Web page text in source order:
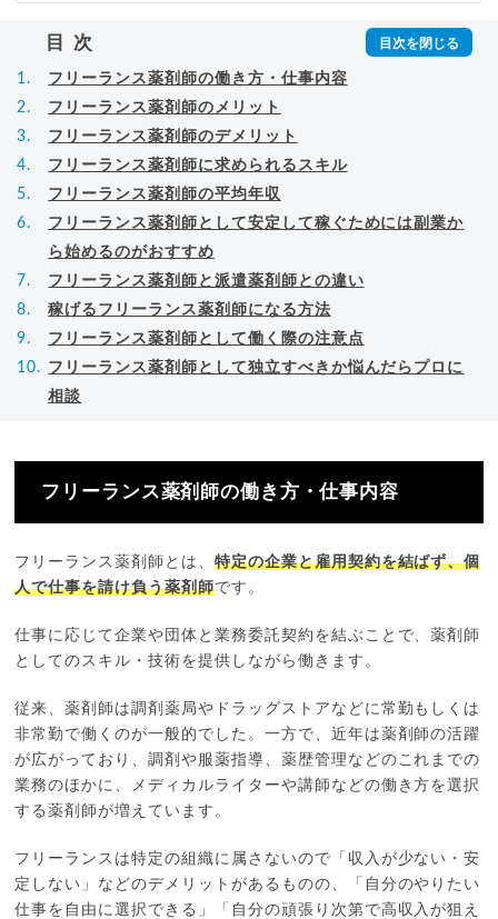
」の総再生回数は2,000
成功する転職面接」「キャリア
ロジック」
▸ 詳細プロフィール （
目次
フリーランス薬剤師の働き方・仕事内容
フリーランス薬剤師のメリット
フリーランス薬剤師のデメリット
フリーランス薬剤師に求められるスキル
フリーランス薬剤師の平均年収
フリーランス薬剤師として安定して稼ぐためには副業か
ら始めるのがおすすめ
フリーランス薬剤師と派遣薬剤師との違い
稼げるフリーランス薬剤師になる方法
フリーランス薬剤師として働く際の注意点
フリーランス薬剤師として独立すべきか悩んだらプロに
相談
フリーランス薬剤師の働き方・仕事内容
フリーランス薬剤師とは、 特定の企業と雇用契約を結ばず、個
人で仕事を請け負う薬剤師です。
仕事に応じて企業や団体と業務委託契約を結ぶことで、薬剤師
としてのスキル・技術を提供しながら働きます。
従来、薬剤師は調剤薬局やドラッグストアなどに常勤もしくは
非常勤で働くのが一般的でした。一方で、近年は薬剤師の活躍
が広がっており、調剤や服薬指導、薬歴管理などのこれまでの
業務のほかに、メディカルライターや講師などの働き方を選択
する薬剤師が増えています。
フリーランスは特定の組織に属さないので「収入が少ない・安
定しない」などのデメリットがあるものの、「自分のやりたい
仕事を自由に選択できる」「自分の頑張り次第で高収入が狙え